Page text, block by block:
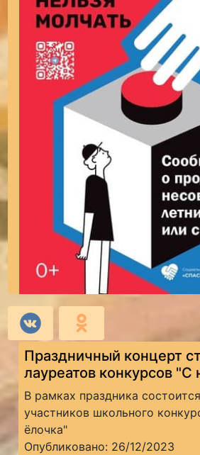
Праздничный концерт
лауреатов конкурсов
В рамках праздника
участников школьного
ёлочка"
Опубликовано: 26/12/2023